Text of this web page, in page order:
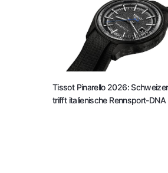
Tissot Pinarello 2026:
trifft italienische Rennsport-DNA